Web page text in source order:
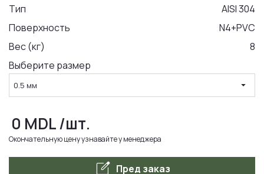
LA COMANDA
Тип
AISI 304
Поверхность
N4+PVC
Вес (кг)
8
Выберите размер
0.5 мм arrow_drop_down
0 MDL/шт.
Окончательную цену узнавайте у менеджера
edit_square Пред заказ